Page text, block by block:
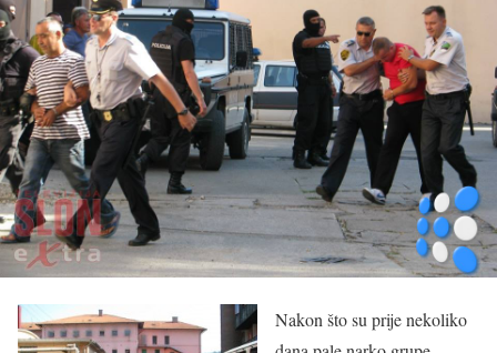
Nakon što su prije nekoliko